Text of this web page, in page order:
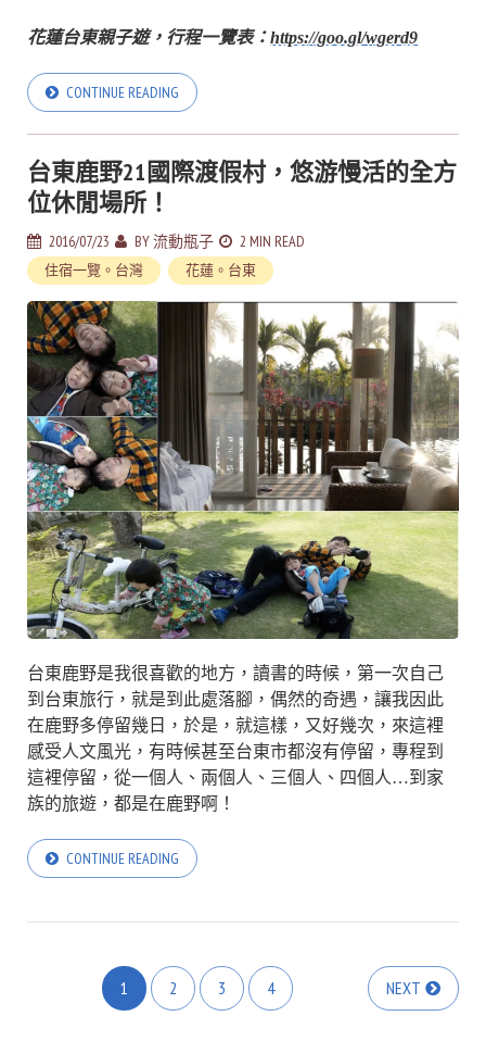
花蓮台東親子遊，行程一覽表：https://goo.gl/wgerd9
CONTINUE READING
台東鹿野21國際渡假村，悠游慢活的全方
位休閒場所！
2016/07/23 BY流動瓶子 2 MIN READ
住宿一覽。台灣 花蓮。台東
台東鹿野是我很喜歡的地方，讀書的時候，第一次自己
到台東旅行，就是到此處落腳，偶然的奇遇，讓我因此
在鹿野多停留幾日，於是，就這樣，又好幾次，來這裡
感受人文風光，有時候甚至台東市都沒有停留，專程到
這裡停留，從一個人、兩個人、三個人、四個人…到家
族的旅遊，都是在鹿野啊！
CONTINUE READING
1 2 3 4 NEXT